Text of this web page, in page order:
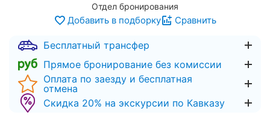
Отдел бронирования
Добавить в подборку Сравнить
Бесплатный трансфер
Прямое бронирование без комиссии
Оплата по заезду и бесплатная
отмена
Скидка 20% на экскурсии по Кавказу